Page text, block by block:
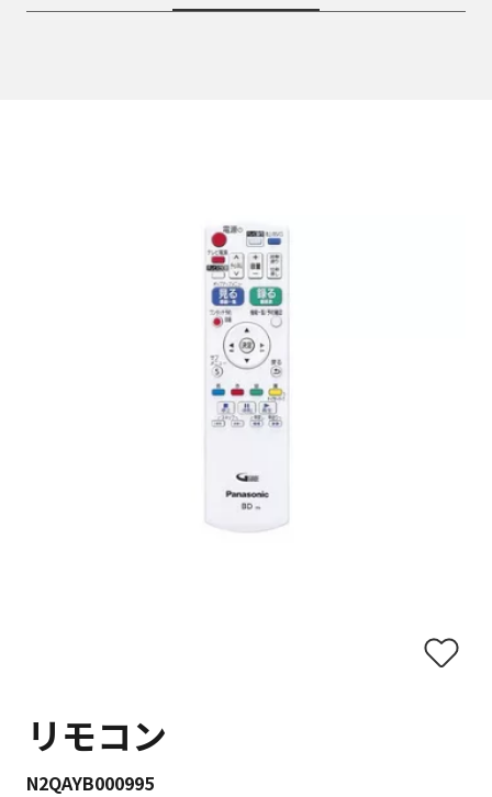
リモコン
N2QAYB000995